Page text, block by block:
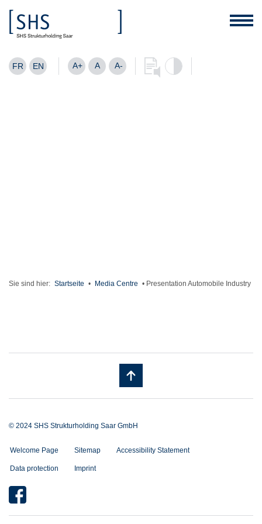
FR EN A+ A A-
Sie sind hier: Startseite • Media Centre • Presentation Automobile Industry
© 2024 SHS Strukturholding Saar GmbH
Welcome Page Sitemap Accessibility Statement
Data protection Imprint